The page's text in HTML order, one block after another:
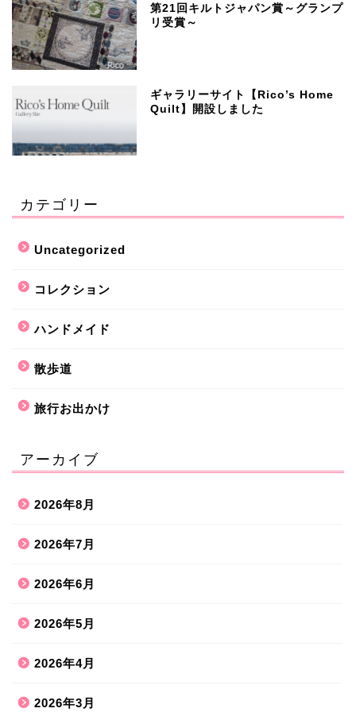
第21回キルトジャパン賞～グランプ
リ受賞～
ギャラリーサイト【Rico’s Home
Quilt】開設しました
カテゴリー
Uncategorized
コレクション
ハンドメイド
散歩道
旅行お出かけ
アーカイブ
2026年8月
2026年7月
2026年6月
2026年5月
2026年4月
2026年3月